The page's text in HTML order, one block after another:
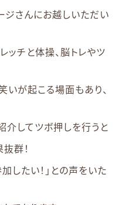
ジさんにお越しいただい
ッチと体操、脳トレやツ
が起こる場面もあり、
してツボ押しを行うと
群！
したい！」との声をいた